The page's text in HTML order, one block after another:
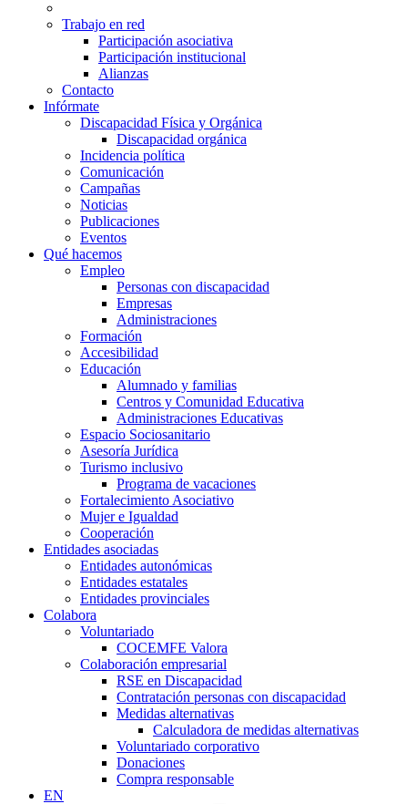
Trabajo en red
Participación asociativa
Participación institucional
Alianzas
Contacto
Infórmate
Discapacidad Física y Orgánica
Discapacidad orgánica
Incidencia política
Comunicación
Campañas
Noticias
Publicaciones
Eventos
Qué hacemos
Empleo
Personas con discapacidad
Empresas
Administraciones
Formación
Accesibilidad
Educación
Alumnado y familias
Centros y Comunidad Educativa
Administraciones Educativas
Espacio Sociosanitario
Asesoría Jurídica
Turismo inclusivo
Programa de vacaciones
Fortalecimiento Asociativo
Mujer e Igualdad
Cooperación
Entidades asociadas
Entidades autonómicas
Entidades estatales
Entidades provinciales
Colabora
Voluntariado
COCEMFE Valora
Colaboración empresarial
RSE en Discapacidad
Contratación personas con discapacidad
Medidas alternativas
Calculadora de medidas alternativas
Voluntariado corporativo
Donaciones
Compra responsable
EN